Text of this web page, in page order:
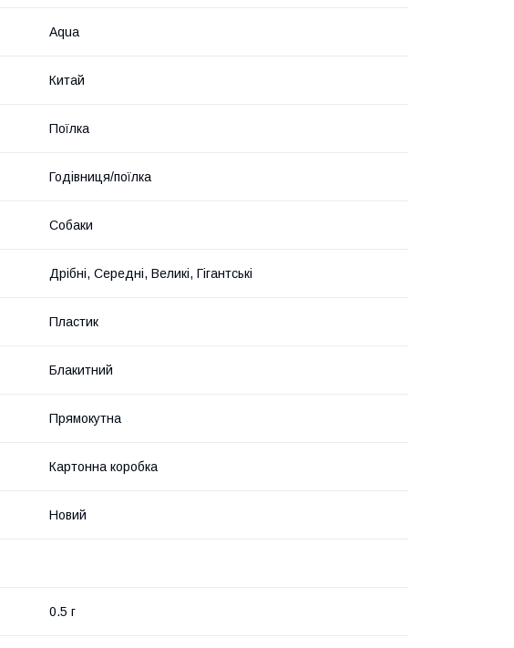
Aqua
Китай
Поїлка
Годівниця/поїлка
Собаки
Дрібні, Середні, Великі, Гігантські
Пластик
Блакитний
Прямокутна
Картонна коробка
Новий
0.5 г